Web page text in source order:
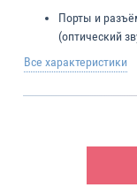
Порты и
(оптический
Все характеристики